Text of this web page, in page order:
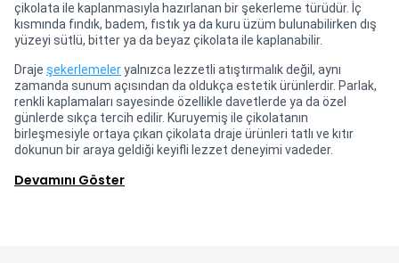
çikolata ile kaplanmasıyla hazırlanan bir şekerleme türüdür. İç
kısmında fındık, badem, fıstık ya da kuru üzüm bulunabilirken dış
yüzeyi sütlü, bitter ya da beyaz çikolata ile kaplanabilir.
Draje şekerlemeleryalnızca lezzetli atıştırmalık değil, aynı
zamanda sunum açısından da oldukça estetik ürünlerdir. Parlak,
renkli kaplamaları sayesinde özellikle davetlerde ya da özel
günlerde sıkça tercih edilir. Kuruyemiş ile çikolatanın
birleşmesiyle ortaya çıkan çikolata draje ürünleri tatlı ve kıtır
dokunun bir araya geldiği keyifli lezzet deneyimi vadeder.
Devamını Göster